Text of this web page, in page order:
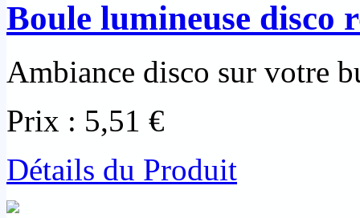
Boule lumineuse disco
Ambiance disco sur votre
Prix : 5,51 €
Détails du Produit